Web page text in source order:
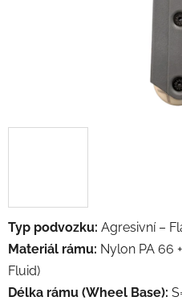
Typ podvozku: Agresivní –
Materiál rámu: Nylon PA 66
Fluid)
Délka rámu (Wheel Base):